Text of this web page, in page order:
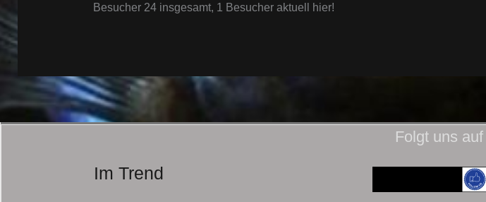
Besucher 24 insgesamt, 1 Besucher aktuell hier!
Im Trend
Folgt uns